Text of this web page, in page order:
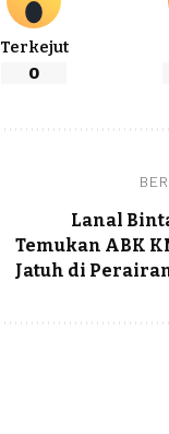
Terkejut
0
Lanal
Temukan ABK
Jatuh di